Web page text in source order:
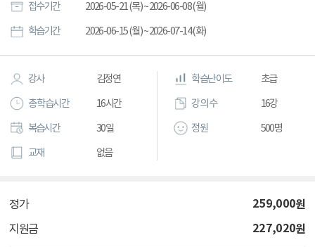
접수기간 2026-05-21 (목) ~ 2026-06-08 (월)
학습기간 2026-06-15 (월) ~ 2026-07-14 (화)
강사 김정연
총 학습시간 16시간
복습시간 30일
교재 없음
학습난이도 초급
강의 수 16강
정원 500명
정가 259,000원
지원금 227,020원